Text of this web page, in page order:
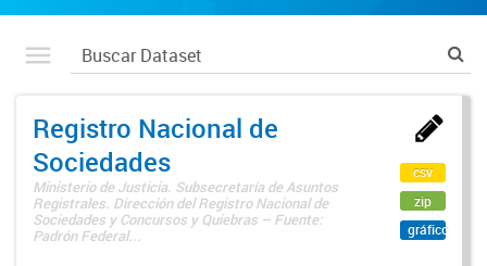
Registro Nacional de
Sociedades
Ministerio de Justicia. Subsecretaría de Asuntos
Registrales. Dirección del Registro Nacional de
Sociedades y Concursos y Quiebras – Fuente:
Padrón Federal...
csv
zip
gráfico